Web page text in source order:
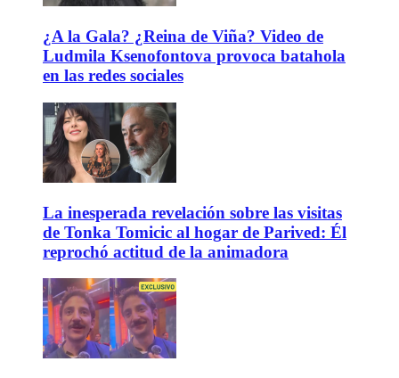
¿A la Gala? ¿Reina de Viña? Video de
Ludmila Ksenofontova provoca batahola
en las redes sociales
La inesperada revelación sobre las visitas
de Tonka Tomicic al hogar de Parived: Él
reprochó actitud de la animadora